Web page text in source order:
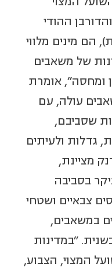
ההודי
הם מינים מלווי
של משאבים
ומחסה", אומרת
עולה, עם
שסביבם,
גדלות ולעיתים
מציינת,
בסביבה
צבאיים ושטחי
במשאבים,
"במדינות
המצוי, הצבוע,